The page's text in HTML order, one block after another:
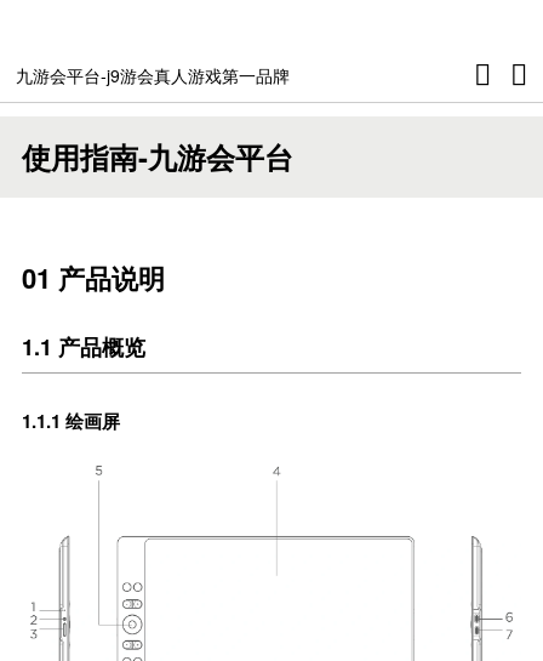
九游会平台-j9游会真人游戏第一品牌
ue16 pro(2.5k)
ue16 pro
使用指南-九游会平台
01 产品说明
1.1 产品概览
1.1.1 绘画屏